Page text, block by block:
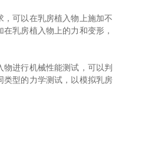
可以在乳房植入物上施加不
乳房植入物上的力和变形，
进行机械性能测试，可以判
类型的力学测试，以模拟乳房